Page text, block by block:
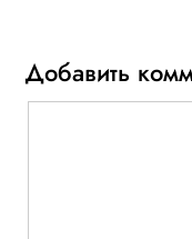
Добавить